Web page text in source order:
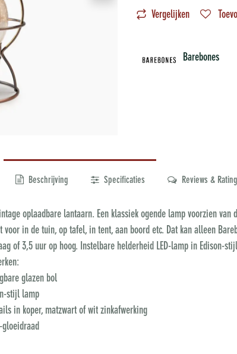
Vergelijken
Barebones
Beschrijving Specificaties Reviews & Rating
oplaadbare lantaarn. Een klassiek ogende lamp voorzien
voor in de tuin, op tafel, in tent, aan boord etc. Dat kan alleen
of 3,5 uur op hoog. Instelbare helderheid LED-lamp in Edison-
glazen bol
stijl lamp
in koper, matzwart of wit zinkafwerking
gloeidraad